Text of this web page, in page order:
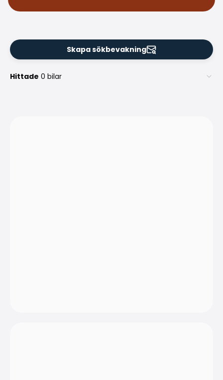
Skapa sökbevakning
Hittade 0 bilar